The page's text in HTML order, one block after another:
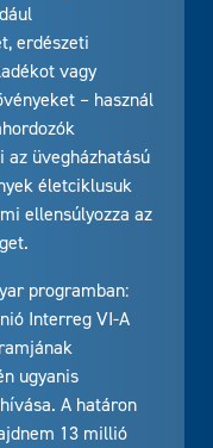
erdészeti
vagy
– használ
üvegházhatású
életciklusuk
ellensúlyozza az
programban:
Interreg VI-A
ugyanis
A határon
13 millió